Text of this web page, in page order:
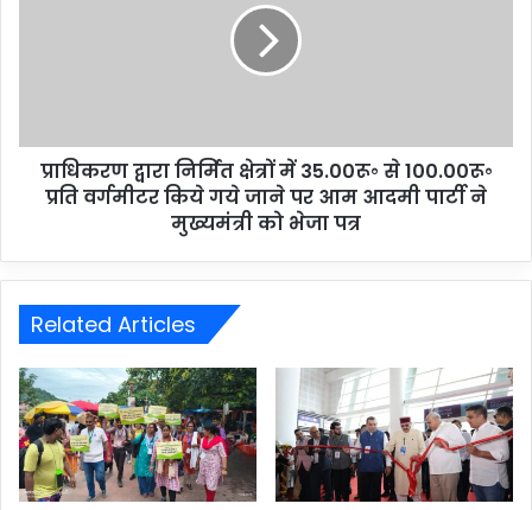
प्राधिकरण द्वारा निर्मित क्षेत्रों में 35.00रू॰ से 100.00रू॰
प्रति वर्गमीटर किये गये जाने पर आम आदमी पार्टी ने
मुख्यमंत्री को भेजा पत्र
Related Articles